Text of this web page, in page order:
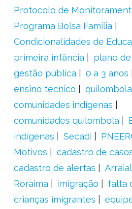
Protocolo de
Programa Bolsa Família
Condicionalidades de
primeira infância
plano
gestão pública
0 a 3 anos
ensino técnico
quilombola
comunidades indígenas
comunidades quilombola
indígenas
Secadi
Motivos
cadastro de
cadastro de alertas
Roraima
imigração
falta
crianças imigrantes